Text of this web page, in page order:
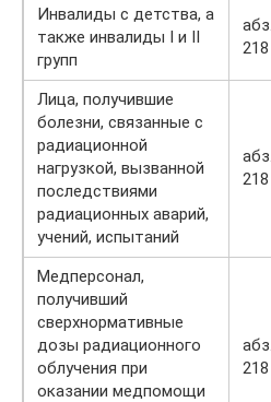
Инвалиды с детства, а
также инвалиды I и II
групп
Лица, получившие
болезни, связанные с
радиационной
нагрузкой, вызванной
последствиями
радиационных аварий,
учений, испытаний
Медперсонал,
получивший
сверхнормативные
дозы радиационного
облучения при
оказании медпомощи